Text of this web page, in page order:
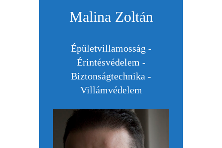
Malina Zoltán
Épületvillamosság -
Érintésvédelem -
Biztonságtechnika -
Villámvédelem